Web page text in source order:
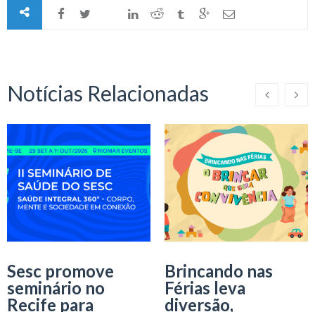
Notícias Relacionadas
Sesc promove
seminário no
Recife para
Brincando nas
Férias leva
diversão,